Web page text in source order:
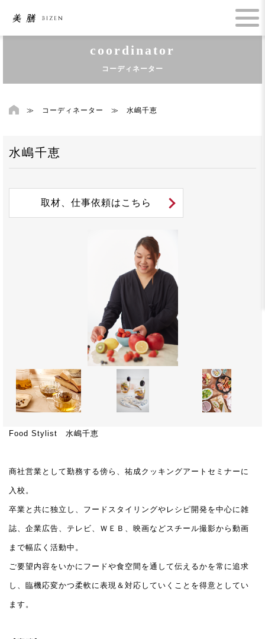
coordinator
コーディネーター
≫ コーディネーター ≫ 水嶋千恵
水嶋千恵
取材、仕事依頼はこちら
Food Stylist 水嶋千恵
商社営業として勤務する傍ら、祐成クッキングアートセミナーに
入校。
卒業と共に独立し、フードスタイリングやレシピ開発を中心に雑
誌、企業広告、テレビ、ＷＥＢ、映画などスチール撮影から動画
まで幅広く活動中。
ご要望内容をいかにフードや食空間を通して伝えるかを常に追求
し、臨機応変かつ柔軟に表現＆対応していくことを得意としてい
ます。